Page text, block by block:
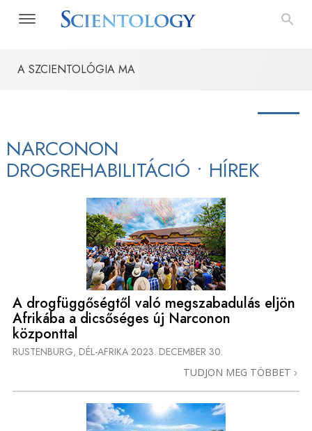
A SZCIENTOLÓGIA MA
NARCONON
DROGREHABILITÁCIÓ • HÍREK
A drogfüggőségtől való megszabadulás eljön
Afrikába a dicsőséges új Narconon
központtal
RUSTENBURG, DÉL-AFRIKA 2023. DECEMBER 30.
TUDJON MEG TÖBBET